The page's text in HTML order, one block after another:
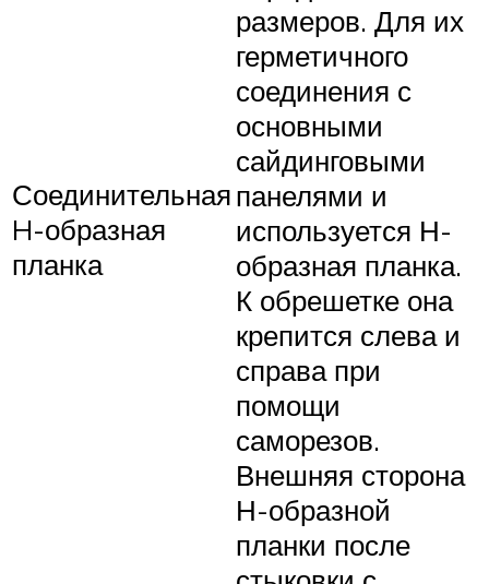
Соединительная
H-образная
планка
размеров. Для их
герметичного
соединения с
основными
сайдинговыми
панелями и
используется Н-
образная планка.
К обрешетке она
крепится слева и
справа при
помощи
саморезов.
Внешняя сторона
Н-образной
планки после